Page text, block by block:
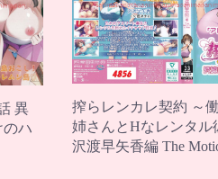
異
ハ
搾らレンカレ契約 ～
姉さんとHなレンタル
沢渡早矢香編 The